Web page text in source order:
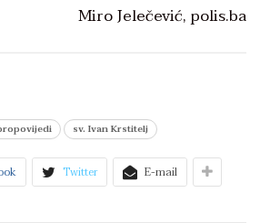
Miro Jelečević, polis.ba
sv. Ivan Krstitelj
Twitter E-mail